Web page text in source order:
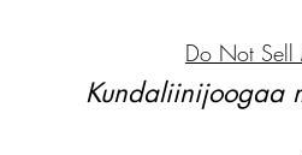
Do Not Sell
Kundaliinijoogaa